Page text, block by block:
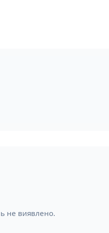
не виявлено.